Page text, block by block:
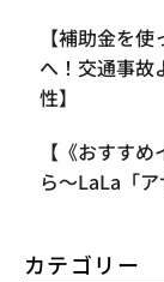
【補助金を
へ！交通事故
性】
【《おすす
ら〜LaLa「
カテゴリー